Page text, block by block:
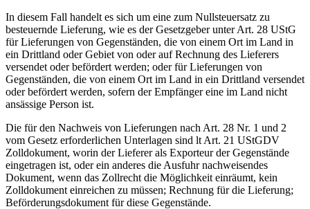
In diesem Fall handelt es sich um eine zum Nullsteuersatz zu
besteuernde Lieferung, wie es der Gesetzgeber unter Art. 28 UStG
für Lieferungen von Gegenständen, die von einem Ort im Land in
ein Drittland oder Gebiet von oder auf Rechnung des Lieferers
versendet oder befördert werden; oder für Lieferungen von
Gegenständen, die von einem Ort im Land in ein Drittland versendet
oder befördert werden, sofern der Empfänger eine im Land nicht
ansässige Person ist.
Die für den Nachweis von Lieferungen nach Art. 28 Nr. 1 und 2
vom Gesetz erforderlichen Unterlagen sind lt Art. 21 UStGDV
Zolldokument, worin der Lieferer als Exporteur der Gegenstände
eingetragen ist, oder ein anderes die Ausfuhr nachweisendes
Dokument, wenn das Zollrecht die Möglichkeit einräumt, kein
Zolldokument einreichen zu müssen; Rechnung für die Lieferung;
Beförderungsdokument für diese Gegenstände.